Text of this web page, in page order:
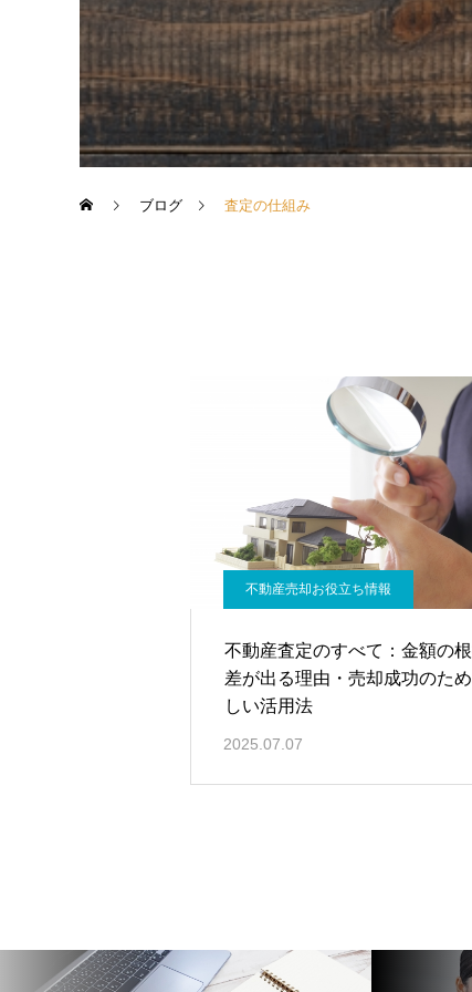
ブログ 査定の仕組み
不動産売却お役立ち情報
不動産査定のすべて：金額の根
差が出る理由・売却成功のた
しい活用法
2025.07.07